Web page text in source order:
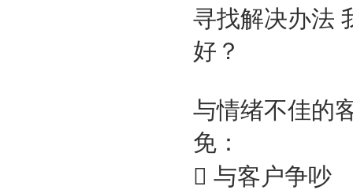
寻找解决办法
好？
与情绪不佳的
免：
 与客户争吵